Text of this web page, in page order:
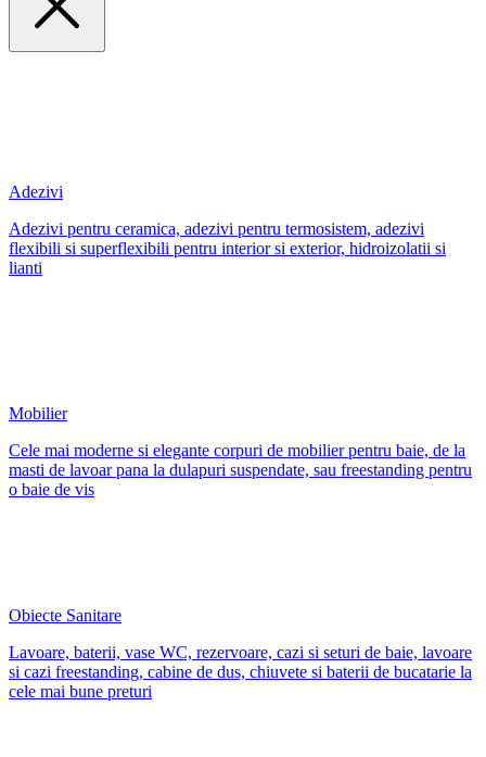
Adezivi
Adezivi pentru ceramica, adezivi pentru termosistem, adezivi
flexibili si superflexibili pentru interior si exterior, hidroizolatii si
lianti
Mobilier
Cele mai moderne si elegante corpuri de mobilier pentru baie, de la
masti de lavoar pana la dulapuri suspendate, sau freestanding pentru
o baie de vis
Obiecte Sanitare
Lavoare, baterii, vase WC, rezervoare, cazi si seturi de baie, lavoare
si cazi freestanding, cabine de dus, chiuvete si baterii de bucatarie la
cele mai bune preturi